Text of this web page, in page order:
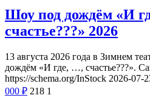
Шоу под дождём «И
счастье???» 2026
13 августа 2026 года в Зимнем
дождём «И где, …, счастье???».
https://schema.org/InStock 2026-07-
000 ₽ 218 1